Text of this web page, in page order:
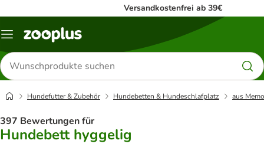
Versandkostenfrei ab 39€
Menü
Produkte
suchen
Hundefutter & Zubehör Hundebetten & Hundeschlafplatz aus
397 Bewertungen für
Hundebett hyggelig